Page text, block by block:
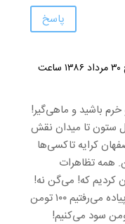
پاسخ
| نوشته شده در تاریخ ۳۰ مرداد ۱۳۸۶ ساعت
باشید و ماهی‌گیر!
ستون تا میدان نقش
کرایه تاکسی‌ها
می‌کنن ۵۰ تومن. همه تظاهرات
کردیم که! می‌گن نه!
اون وقت که ۱۰۰ تومن بود، ما پیاده می‌رفتیم ۱۰۰ تومن